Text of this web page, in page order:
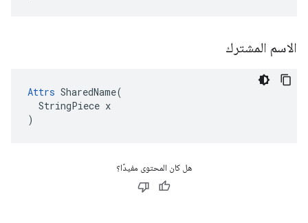
الاسم المشترك
Attrs SharedName(
  StringPiece x
)
هل كان المحتوى مفيدًا؟